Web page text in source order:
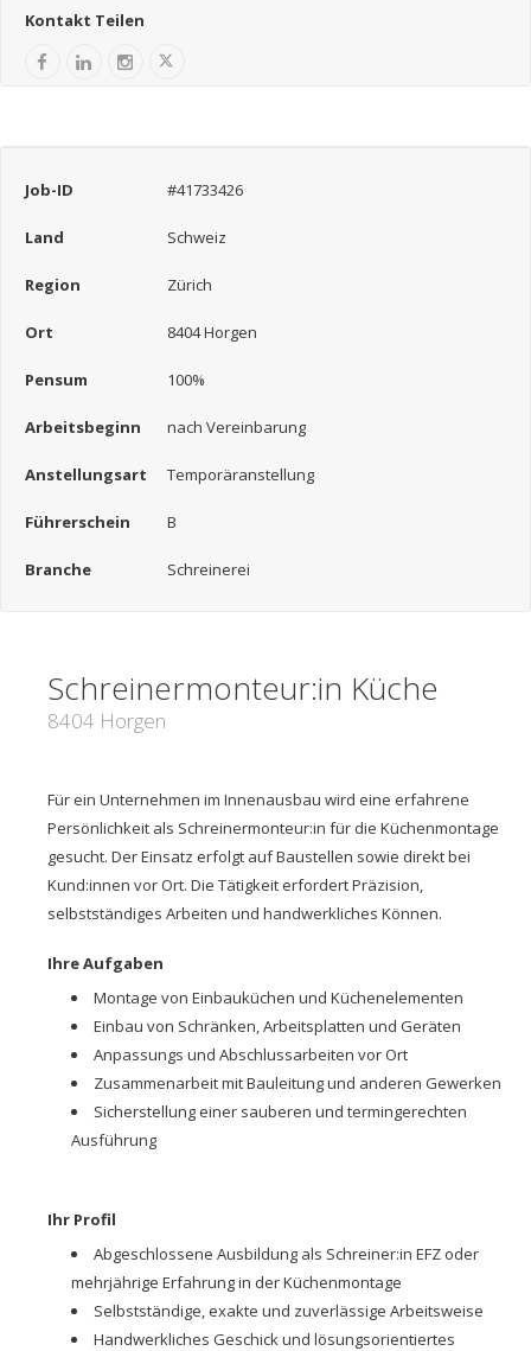
Kontakt Teilen
Job-ID #41733426
Land Schweiz
Region Zürich
Ort 8404 Horgen
Pensum 100%
Arbeitsbeginn nach Vereinbarung
Anstellungsart Temporäranstellung
Führerschein B
Branche Schreinerei
Schreinermonteur:in Küche
8404 Horgen
Für ein Unternehmen im Innenausbau wird eine erfahrene
Persönlichkeit als Schreinermonteur:in für die Küchenmontage
gesucht. Der Einsatz erfolgt auf Baustellen sowie direkt bei
Kund:innen vor Ort. Die Tätigkeit erfordert Präzision,
selbstständiges Arbeiten und handwerkliches Können.
Ihre Aufgaben
Montage von Einbauküchen und Küchenelementen
Einbau von Schränken, Arbeitsplatten und Geräten
Anpassungs und Abschlussarbeiten vor Ort
Zusammenarbeit mit Bauleitung und anderen Gewerken
Sicherstellung einer sauberen und termingerechten
Ausführung
Ihr Profil
Abgeschlossene Ausbildung als Schreiner:in EFZ oder
mehrjährige Erfahrung in der Küchenmontage
Selbstständige, exakte und zuverlässige Arbeitsweise
Handwerkliches Geschick und lösungsorientiertes